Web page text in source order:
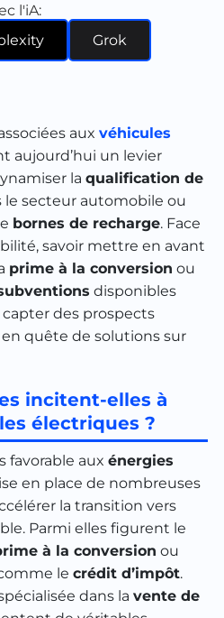
l'iA:
Grok
aux véhicules
aujourd’hui un levier
la qualification de
le secteur automobile ou
bornes de recharge. Face
savoir mettre en avant
prime à la conversion ou
disponibles
des prospects
quête de solutions sur
incitent-elles à
électriques ?
favorable aux énergies
en place de nombreuses
la transition vers
Parmi elles figurent le
à la conversion ou
le crédit d’impôt.
dans la vente de